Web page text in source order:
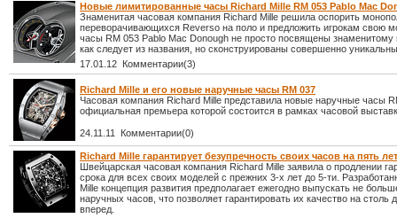
Новые лимитированные часы Richard Mille RM 053 Pablo Mac
Знаменитая часовая компания Richard Mille решила оспорить
переворачивающихся Reverso на поло и предложить игрокам свою
часы RM 053 Pablo Mac Donough не просто посвящены знаменитому
как следует из названия, но сконструированы совершенно
17.01.12 Комментарии(3)
Richard Mille и его новые наручные часы RM 037
Часовая компания Richard Mille представила новые наручные часы
официальная премьера которой состоится в рамках часовой
24.11.11 Комментарии(0)
Richard Mille гарантирует безупречность своих часов на пять
Швейцарская часовая компания Richard Mille заявила о продлении
срока для всех своих моделей с прежних 3-х лет до 5-ти.
Mille концепция развития предполагает ежегодно выпускать не
наручных часов, что позволяет гарантировать их качество на столь
вперед.